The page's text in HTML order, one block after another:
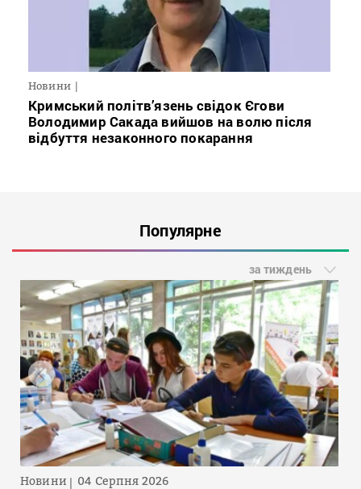
Новини
Кримський політв’язень свідок Єгови
Володимир Сакада вийшов на волю після
відбуття незаконного покарання
Популярне
за тиждень
Новини 04 Серпня 2026